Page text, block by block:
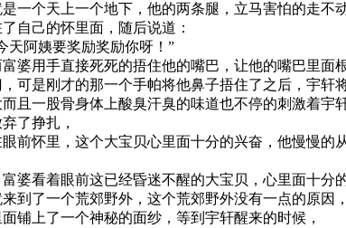
一个天上一个地下，他的两条腿，立马害怕的走
自己的怀里面，随后说道：
天阿姨要奖励奖励你呀！”
婆用手直接死死的捂住他的嘴巴，让他的嘴巴里
可是刚才的那一个手帕将他鼻子捂住了之后，宇
而且一股骨身体上酸臭汗臭的味道也不停的刺激着
了挣扎，
前怀里，这个大宝贝心里面十分的兴奋，他慢慢
婆看着眼前这已经昏迷不醒的大宝贝，心里面十分
到了一个荒郊野外，这个荒郊野外没有一点的原
铺上了一个神秘的面纱，等到宇轩醒来的时候，